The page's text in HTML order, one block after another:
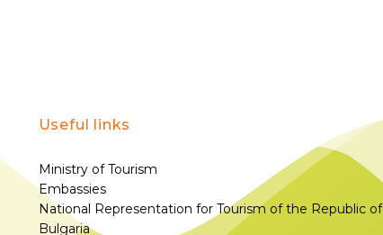
Useful links
Ministry of Tourism
Embassies
National Representation for Tourism of the Republic of
Bulgaria